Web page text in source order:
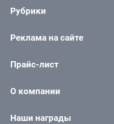
Рубрики
Реклама на сайте
Прайс-лист
О компании
Наши награды